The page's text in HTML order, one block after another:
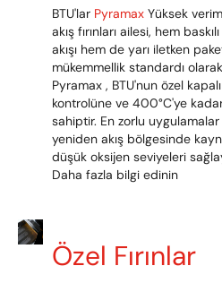
BTU'lar Pyramax Yüksek
akış fırınları ailesi, hem
akışı hem de yarı iletken
mükemmellik standardı
Pyramax , BTU'nun özel
kontrolüne ve 400°C'ye kadar
sahiptir. En zorlu
yeniden akış bölgesinde
düşük oksijen seviyeleri
Daha fazla bilgi edinin
Özel Fırınlar